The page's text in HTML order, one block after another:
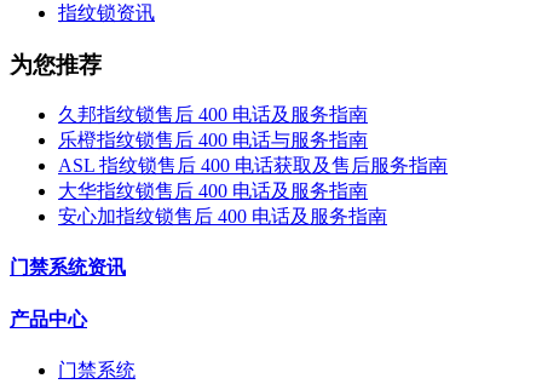
指纹锁资讯
为您推荐
久邦指纹锁售后 400 电话及服务指南
乐橙指纹锁售后 400 电话与服务指南
ASL 指纹锁售后 400 电话获取及售后服务指南
大华指纹锁售后 400 电话及服务指南
安心加指纹锁售后 400 电话及服务指南
门禁系统资讯
产品中心
门禁系统